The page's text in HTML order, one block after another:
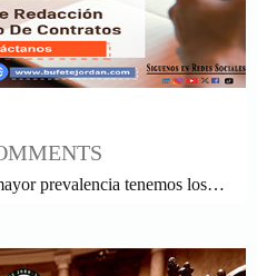
prevalencia tenemos los…